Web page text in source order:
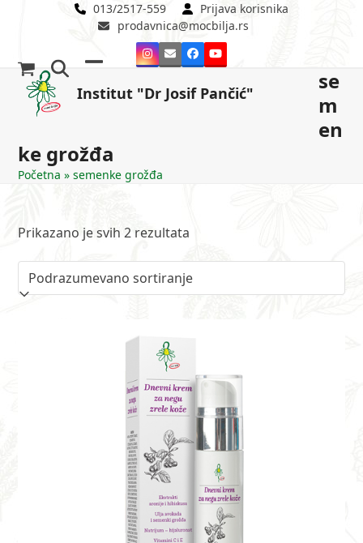
013/2517-559
Prijava korisnika
prodavnica@mocbilja.rs
Instagram
EmailFacebookYouTube
Institut "Dr Josif Pančić"
mobile
mobile
se
m
en
ke grožđa
Početna »semenke grožđa
Prikazano je svih 2 rezultata